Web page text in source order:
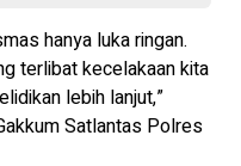
hanya luka ringan.
terlibat kecelakaan kita
lebih lanjut,”
Satlantas Polres